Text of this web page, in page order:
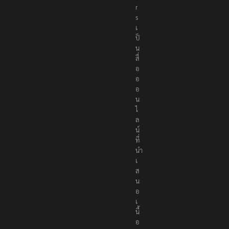
t
e
r
s
เ
ป็
น
สื่
อ
อ
อ
น
ไ
ล
น์
ที่
นำ
เ
ส
น
อ
เ